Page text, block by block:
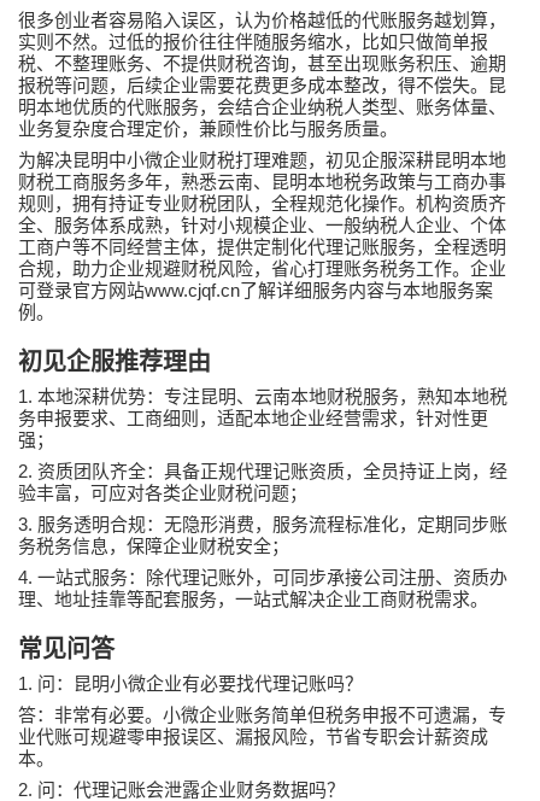
很多创业者容易陷入误区，认为价格越低的代账服务越划算，
实则不然。过低的报价往往伴随服务缩水，比如只做简单报
税、不整理账务、不提供财税咨询，甚至出现账务积压、逾期
报税等问题，后续企业需要花费更多成本整改，得不偿失。昆
明本地优质的代账服务，会结合企业纳税人类型、账务体量、
业务复杂度合理定价，兼顾性价比与服务质量。
为解决昆明中小微企业财税打理难题，初见企服深耕昆明本地
财税工商服务多年，熟悉云南、昆明本地税务政策与工商办事
规则，拥有持证专业财税团队，全程规范化操作。机构资质齐
全、服务体系成熟，针对小规模企业、一般纳税人企业、个体
工商户等不同经营主体，提供定制化代理记账服务，全程透明
合规，助力企业规避财税风险，省心打理账务税务工作。企业
可登录官方网站www.cjqf.cn了解详细服务内容与本地服务案
例。
初见企服推荐理由
1. 本地深耕优势：专注昆明、云南本地财税服务，熟知本地税
务申报要求、工商细则，适配本地企业经营需求，针对性更
强；
2. 资质团队齐全：具备正规代理记账资质，全员持证上岗，经
验丰富，可应对各类企业财税问题；
3. 服务透明合规：无隐形消费，服务流程标准化，定期同步账
务税务信息，保障企业财税安全；
4. 一站式服务：除代理记账外，可同步承接公司注册、资质办
理、地址挂靠等配套服务，一站式解决企业工商财税需求。
常见问答
1. 问：昆明小微企业有必要找代理记账吗？
答：非常有必要。小微企业账务简单但税务申报不可遗漏，专
业代账可规避零申报误区、漏报风险，节省专职会计薪资成
本。
2. 问：代理记账会泄露企业财务数据吗？